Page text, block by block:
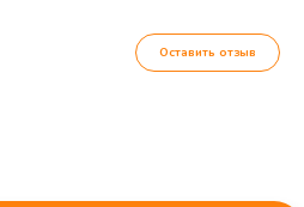
Оставить отзыв